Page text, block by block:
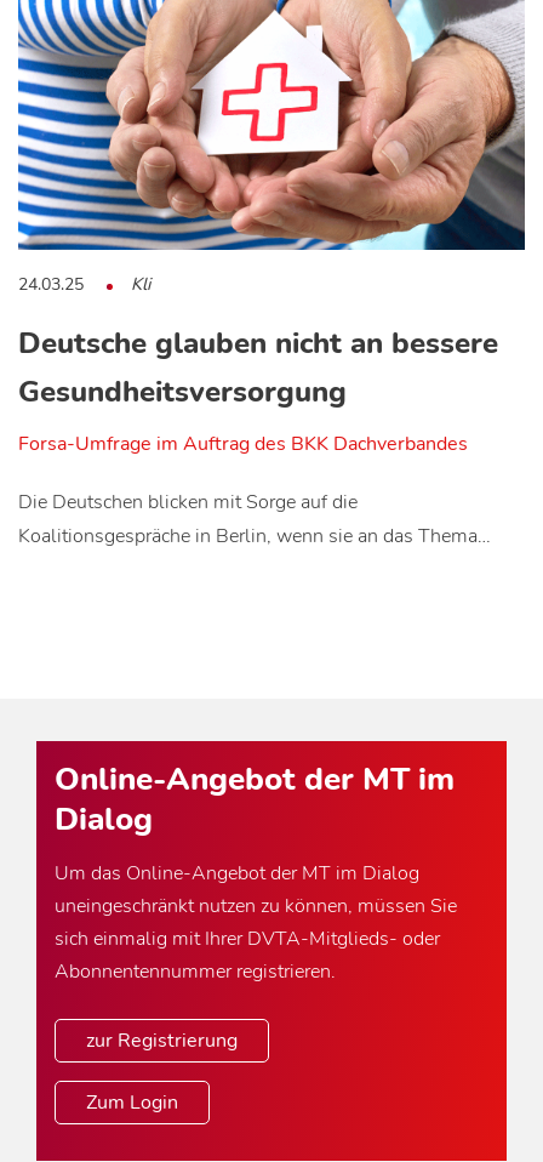
24.03.25 Kli
Deutsche glauben nicht an bessere
Gesundheitsversorgung
Forsa-Umfrage im Auftrag des BKK Dachverbandes
Die Deutschen blicken mit Sorge auf die
Koalitionsgespräche in Berlin, wenn sie an das Thema…
Online-Angebot der MT im
Dialog
Um das Online-Angebot der MT im Dialog
uneingeschränkt nutzen zu können, müssen Sie
sich einmalig mit Ihrer DVTA-Mitglieds- oder
Abonnentennummer registrieren.
zur Registrierung
Zum Login